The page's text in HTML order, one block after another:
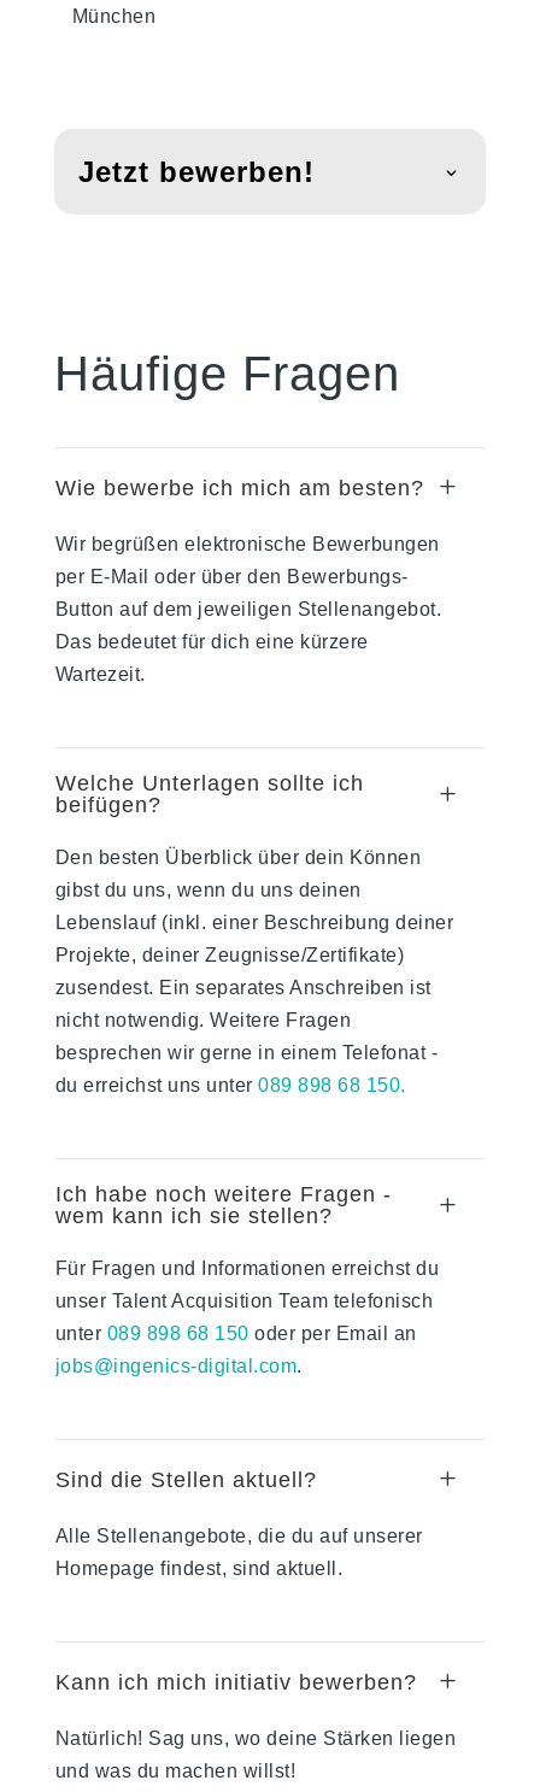
München
Jetzt bewerben!
Häufige Fragen
Wie bewerbe ich mich am besten? L
Wir begrüßen elektronische Bewerbungen
per E-Mail oder über den Bewerbungs-
Button auf dem jeweiligen Stellenangebot.
Das bedeutet für dich eine kürzere
Wartezeit.
Welche Unterlagen sollte ich
beifügen?
L
Den besten Überblick über dein Können
gibst du uns, wenn du uns deinen
Lebenslauf (inkl. einer Beschreibung deiner
Projekte, deiner Zeugnisse/Zertifikate)
zusendest. Ein separates Anschreiben ist
nicht notwendig. Weitere Fragen
besprechen wir gerne in einem Telefonat -
du erreichst uns unter089 898 68 150.
Ich habe noch weitere Fragen -
wem kann ich sie stellen?
L
Für Fragen und Informationen erreichst du
unser Talent Acquisition Team telefonisch
unter 089 898 68 150 oder per Email an
jobs@ingenics-digital.com.
Sind die Stellen aktuell? L
Alle Stellenangebote, die du auf unserer
Homepage findest, sind aktuell.
Kann ich mich initiativ bewerben? L
Natürlich! Sag uns, wo deine Stärken liegen
und was du machen willst!